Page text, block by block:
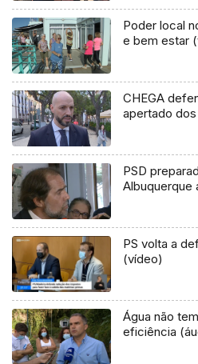
Poder local
e bem estar
CHEGA
apertado
PSD
Albuquerque
PS volta a
(vídeo)
Água não
eficiência